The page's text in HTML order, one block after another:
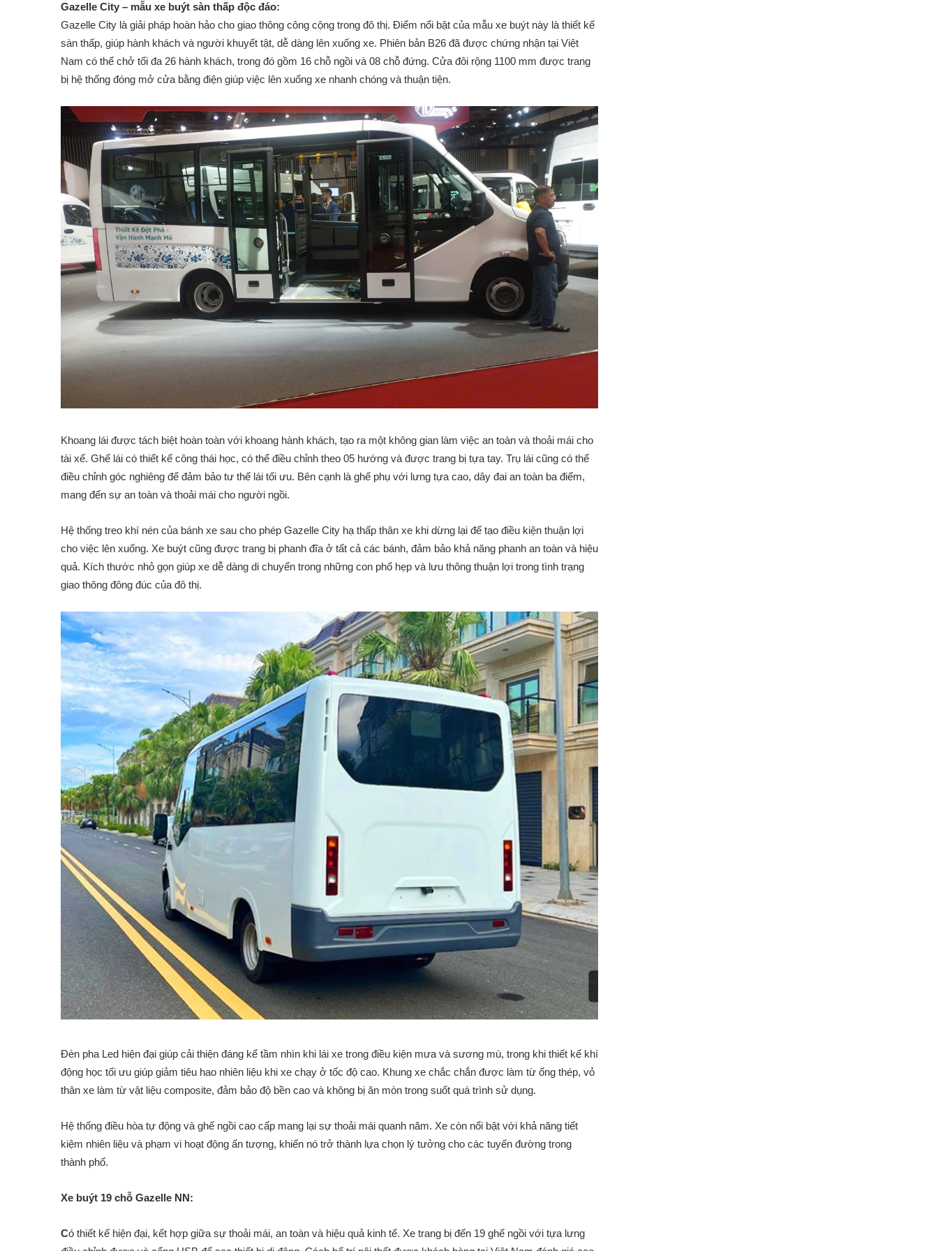
Gazelle City – mẫu xe buýt sàn thấp độc đáo:
Gazelle City là giải pháp hoàn hảo cho giao thông công cộng trong đô thị. Điểm nổi bật của mẫu xe buýt này là thiết kế
sàn thấp, giúp hành khách và người khuyết tật, dễ dàng lên xuống xe. Phiên bản B26 đã được chứng nhận tại Việt
Nam có thể chở tối đa 26 hành khách, trong đó gồm 16 chỗ ngồi và 08 chỗ đứng. Cửa đôi rộng 1100 mm được trang
bị hệ thống đóng mở cửa bằng điện giúp việc lên xuống xe nhanh chóng và thuận tiện.
Khoang lái được tách biệt hoàn toàn với khoang hành khách, tạo ra một không gian làm việc an toàn và thoải mái cho
tài xế. Ghế lái có thiết kế công thái học, có thể điều chỉnh theo 05 hướng và được trang bị tựa tay. Trụ lái cũng có thể
điều chỉnh góc nghiêng để đảm bảo tư thế lái tối ưu. Bên cạnh là ghế phụ với lưng tựa cao, dây đai an toàn ba điểm,
mang đến sự an toàn và thoải mái cho người ngồi.
Hệ thống treo khí nén của bánh xe sau cho phép Gazelle City hạ thấp thân xe khi dừng lại để tạo điều kiện thuận lợi
cho việc lên xuống. Xe buýt cũng được trang bị phanh đĩa ở tất cả các bánh, đảm bảo khả năng phanh an toàn và hiệu
quả. Kích thước nhỏ gọn giúp xe dễ dàng di chuyển trong những con phố hẹp và lưu thông thuận lợi trong tình trạng
giao thông đông đúc của đô thị.
Đèn pha Led hiện đại giúp cải thiện đáng kể tầm nhìn khi lái xe trong điều kiện mưa và sương mù, trong khi thiết kế khí
động học tối ưu giúp giảm tiêu hao nhiên liệu khi xe chạy ở tốc độ cao. Khung xe chắc chắn được làm từ ống thép, vỏ
thân xe làm từ vật liệu composite, đảm bảo độ bền cao và không bị ăn mòn trong suốt quá trình sử dụng.
Hệ thống điều hòa tự động và ghế ngồi cao cấp mang lại sự thoải mái quanh năm. Xe còn nổi bật với khả năng tiết
kiệm nhiên liệu và phạm vi hoạt động ấn tượng, khiến nó trở thành lựa chọn lý tưởng cho các tuyến đường trong
thành phố.
Xe buýt 19 chỗ Gazelle NN:
Có thiết kế hiện đại, kết hợp giữa sự thoải mái, an toàn và hiệu quả kinh tế. Xe trang bị đến 19 ghế ngồi với tựa lưng